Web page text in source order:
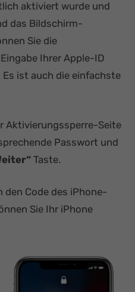
aktiviert wurde und
das Bildschirm-
Sie die
Ihrer Apple-ID
ist auch die einfachste
Aktivierungssperre-Seite
Passwort und
Taste.
den Code des iPhone-
Sie Ihr iPhone